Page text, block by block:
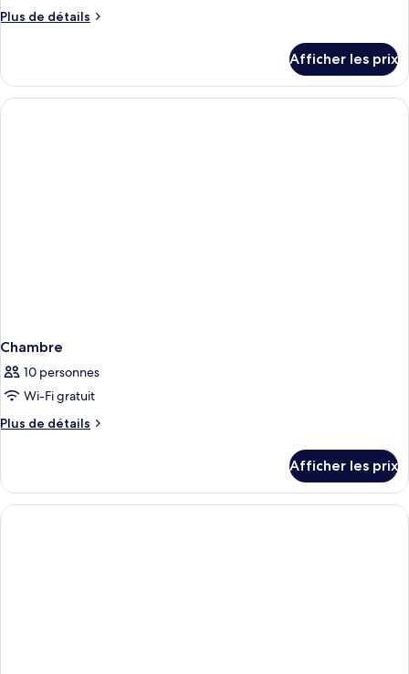
Plus de détails
Plus
Chambre
Afficher les prix
Chambre
10 personnes
Wi-Fi gratuit
Plus de détails
Plus
Chambre
Afficher les prix